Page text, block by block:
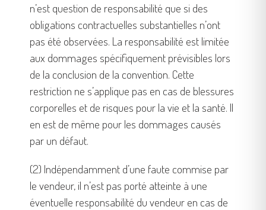
n’est question de responsabilité que si des
obligations contractuelles substantielles n’ont
pas été observées. La responsabilité est limitée
aux dommages spécifiquement prévisibles lors
de la conclusion de la convention. Cette
restriction ne s’applique pas en cas de blessures
corporelles et de risques pour la vie et la santé. Il
en est de même pour les dommages causés
par un défaut.
(2) Indépendamment d’une faute commise par
le vendeur, il n’est pas porté atteinte à une
éventuelle responsabilité du vendeur en cas de